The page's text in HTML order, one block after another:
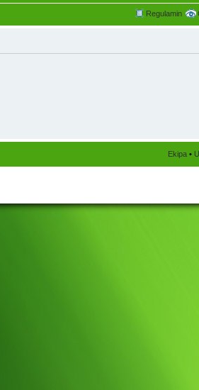
Regulamin
Ekipa •